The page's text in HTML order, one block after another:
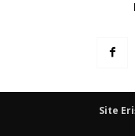
Site